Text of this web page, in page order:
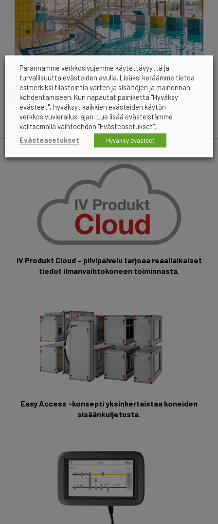
Ladattavat materiaalit
IV Produkt Cloud – pilvipalvelu tarjoaa reaaliaikaiset
tiedot ilmanvaihtokoneen toiminnasta.
Easy Access -konsepti yksinkertaistaa koneiden
sisäänkuljetusta.
Parannamme verkkosivujemme käytettävyyttä ja
turvallisuutta evästeiden avulla. Lisäksi keräämme tietoa
esimerkiksi tilastointia varten ja sisältöjen ja mainonnan
kohdentamiseen. Kun napautat painiketta "Hyväksy
evästeet", hyväksyt kaikkien evästeiden käytön
verkkosivuvierailusi ajan. Lue lisää evästeistämme
valitsemalla vaihtoehdon "Evästeasetukset".
Evästeasetukset
Hyväksy evästeet